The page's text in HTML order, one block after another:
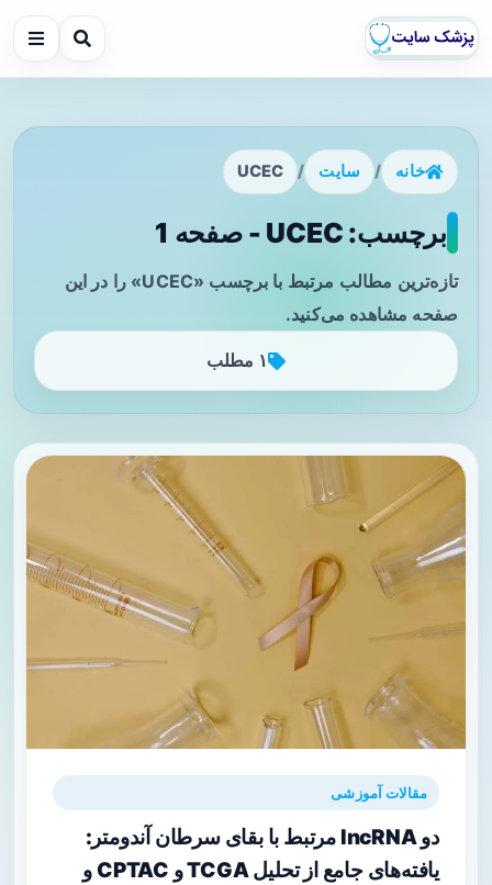
خانه / سایت /
UCEC
برچسب: UCEC - صفحه 1
تازه‌ترین مطالب مرتبط با برچسب «UCEC» را در این
صفحه مشاهده می‌کنید.
۱ مطلب
مقالات آموزشی
دو lncRNA مرتبط با بقای سرطان آندومتر:
یافته‌های جامع از تحلیل TCGA و CPTAC و